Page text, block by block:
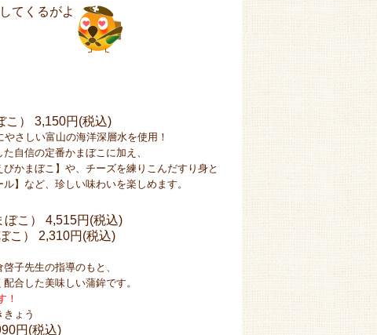
てくるがよ
） 3,150円(税込)
やさしい富山の海洋深層水を使用！
自信の定番かまぼこに加え、
かまぼこ】や、チーズを練りこんだすり身と
】など、珍しい味わいを楽しめます。
こ）
4,515円(税込)
こ）
2,310円(税込)
子先生の指導のもと、
合した美味しい蒲鉾です。
！
きょう
円(税込)